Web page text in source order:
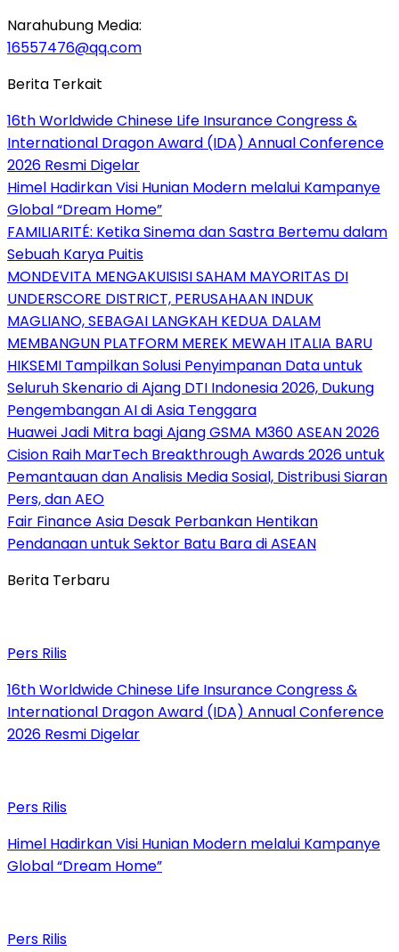
Narahubung Media:
16557476@qq.com
Berita Terkait
16th Worldwide Chinese Life Insurance Congress &
International Dragon Award (IDA) Annual Conference
2026 Resmi Digelar
Himel Hadirkan Visi Hunian Modern melalui Kampanye
Global “Dream Home”
FAMILIARITÉ: Ketika Sinema dan Sastra Bertemu dalam
Sebuah Karya Puitis
MONDEVITA MENGAKUISISI SAHAM MAYORITAS DI
UNDERSCORE DISTRICT, PERUSAHAAN INDUK
MAGLIANO, SEBAGAI LANGKAH KEDUA DALAM
MEMBANGUN PLATFORM MEREK MEWAH ITALIA BARU
HIKSEMI Tampilkan Solusi Penyimpanan Data untuk
Seluruh Skenario di Ajang DTI Indonesia 2026, Dukung
Pengembangan AI di Asia Tenggara
Huawei Jadi Mitra bagi Ajang GSMA M360 ASEAN 2026
Cision Raih MarTech Breakthrough Awards 2026 untuk
Pemantauan dan Analisis Media Sosial, Distribusi Siaran
Pers, dan AEO
Fair Finance Asia Desak Perbankan Hentikan
Pendanaan untuk Sektor Batu Bara di ASEAN
Berita Terbaru
Pers Rilis
16th Worldwide Chinese Life Insurance Congress &
International Dragon Award (IDA) Annual Conference
2026 Resmi Digelar
Pers Rilis
Himel Hadirkan Visi Hunian Modern melalui Kampanye
Global “Dream Home”
Pers Rilis